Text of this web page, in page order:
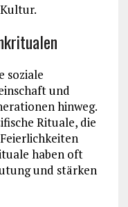
soziale
und
hinweg.
Rituale, die
haben oft
und stärken